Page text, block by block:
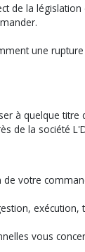
de la
une
à quelque titre
de la société
de votre
exécution,
vous